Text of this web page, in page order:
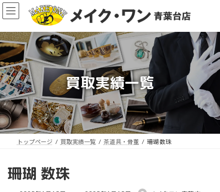
コ
ン
ン
ツ
へ
ス
キ
ッ
プ
ナ
ビ
ー
シ
ョ
ン
に
移
動
買取実績一覧
トップページ 買取実績一覧 茶道具・骨董 珊瑚 数珠
珊瑚 数珠
ア
コ
ン
リ
ク